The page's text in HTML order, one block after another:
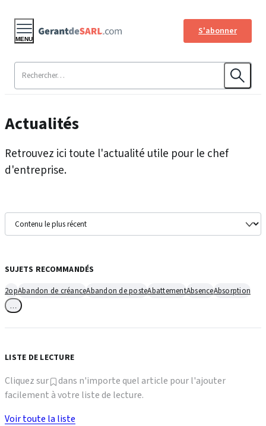
S'abonner
MENU
Actualités
Retrouvez ici toute l'actualité utile pour le chef
d'entreprise.
SUJETS RECOMMANDÉS
2opAbandon de créanceAbandon de posteAbattementAbsenceAbsorption
LISTE DE LECTURE
Cliquez sur
dans n'importe quel article pour l'ajouter
facilement à votre liste de lecture.
Voir toute la liste